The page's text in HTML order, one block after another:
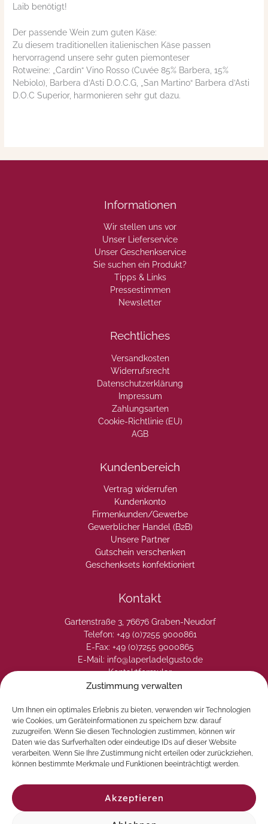
Zustimmung verwalten
Um Ihnen ein optimales Erlebnis zu bieten, verwenden wir Technologien
wie Cookies, um Geräteinformationen zu speichern bzw. darauf
zuzugreifen. Wenn Sie diesen Technologien zustimmen, können wir
Daten wie das Surfverhalten oder eindeutige IDs auf dieser Website
verarbeiten. Wenn Sie Ihre Zustimmung nicht erteilen oder zurückziehen,
können bestimmte Merkmale und Funktionen beeinträchtigt werden.
Akzeptieren
Laib benötigt!
Der passende Wein zum guten Käse:
Zu diesem traditionellen italienischen Käse passen
hervorragend unsere sehr guten piemonteser
Rotweine: „Cardin“ Vino Rosso (Cuvée 85% Barbera, 15%
Nebiolo), Barbera d’Asti D.O.C.G, „San Martino“ Barbera d’Asti
D.O.C Superior, harmonieren sehr gut dazu.
Informationen
Wir stellen uns vor
Unser Lieferservice
Unser Geschenkservice
Sie suchen ein Produkt?
Tipps & Links
Pressestimmen
Newsletter
Rechtliches
Versandkosten
Widerrufsrecht
Datenschutzerklärung
Impressum
Zahlungsarten
Cookie-Richtlinie (EU)
AGB
Kundenbereich
Vertrag widerrufen
Kundenkonto
Firmenkunden/Gewerbe
Gewerblicher Handel (B2B)
Unsere Partner
Gutschein verschenken
Geschenksets konfektioniert
Kontakt
Gartenstraße 3, 76676 Graben-Neudorf
Telefon: +49 (0)7255 9000861
E-Fax: +49 (0)7255 9000865
E-Mail: info@laperladelgusto.de
Kontaktformular